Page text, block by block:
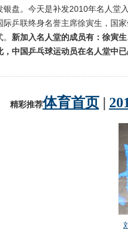
银盘。今天是补发2010年名人堂
际乒联终身名誉主席徐寅生，国
新加入名人堂的成员有：徐寅
，中国乒乓球运动员在名人堂中已